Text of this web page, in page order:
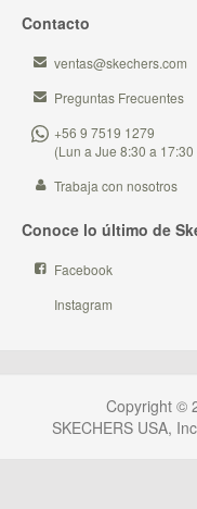
Contacto
ventas@skechers.com
Preguntas Frecuentes
+56 9 7519 1279
(Lun a Jue 8:30 a
Trabaja con nosotros
Conoce lo último de
Facebook
Instagram
Copyright ©
SKECHERS USA, Inc